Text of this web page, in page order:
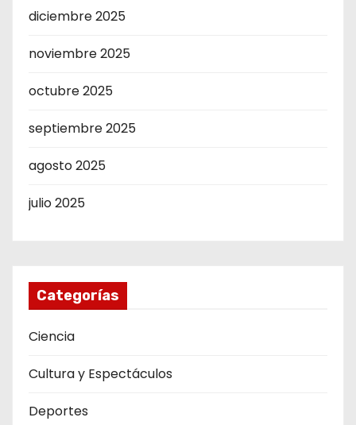
diciembre 2025
noviembre 2025
octubre 2025
septiembre 2025
agosto 2025
julio 2025
Categorías
Ciencia
Cultura y Espectáculos
Deportes